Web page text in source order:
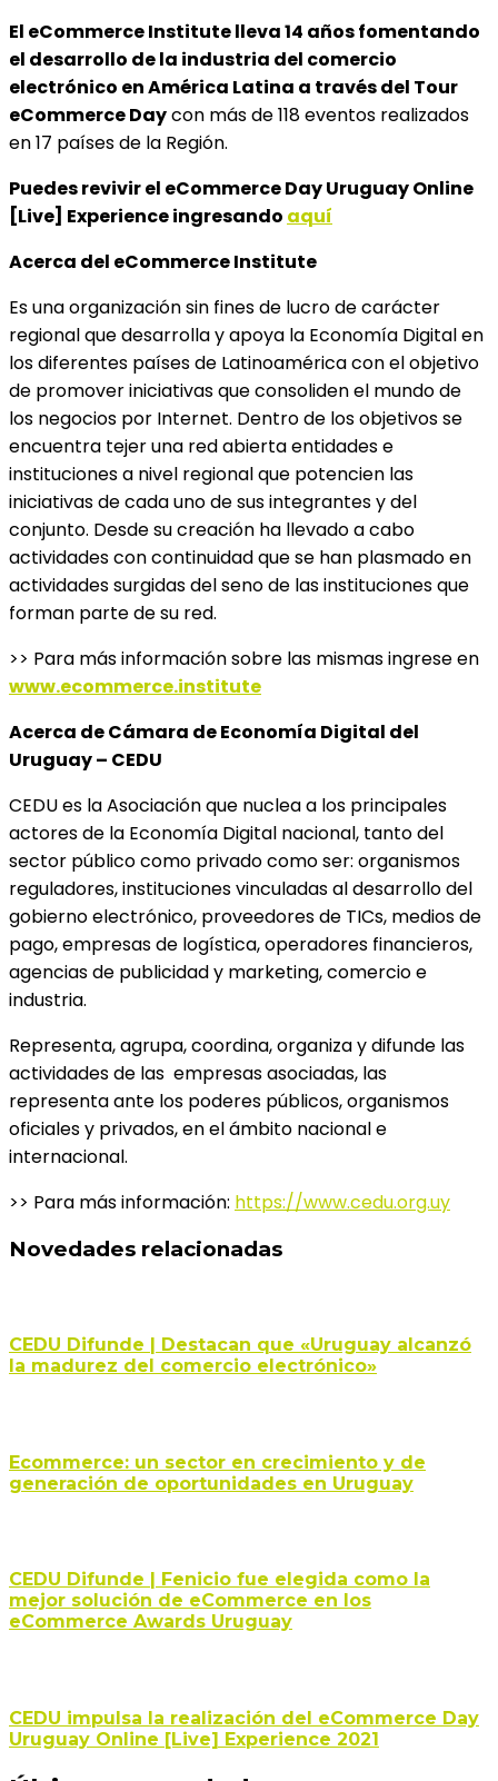
El eCommerce Institute lleva 14 años fomentando
el desarrollo de la industria del comercio
electrónico en América Latina a través del Tour
eCommerce Daycon más de 118 eventos realizados
en 17 países de la Región.
Puedes revivir el eCommerce Day Uruguay Online
[Live] Experience ingresando aquí
Acerca del eCommerce Institute
Es una organización sin fines de lucro de carácter
regional que desarrolla y apoya la Economía Digital en
los diferentes países de Latinoamérica con el objetivo
de promover iniciativas que consoliden el mundo de
los negocios por Internet. Dentro de los objetivos se
encuentra tejer una red abierta entidades e
instituciones a nivel regional que potencien las
iniciativas de cada uno de sus integrantes y del
conjunto. Desde su creación ha llevado a cabo
actividades con continuidad que se han plasmado en
actividades surgidas del seno de las instituciones que
forman parte de su red.
>> Para más información sobre las mismas ingrese en
www.ecommerce.institute
Acerca de Cámara de Economía Digital del
Uruguay – CEDU
CEDU es la Asociación que nuclea a los principales
actores de la Economía Digital nacional, tanto del
sector público como privado como ser: organismos
reguladores, instituciones vinculadas al desarrollo del
gobierno electrónico, proveedores de TICs, medios de
pago, empresas de logística, operadores financieros,
agencias de publicidad y marketing, comercio e
industria.
Representa, agrupa, coordina, organiza y difunde las
actividades de las empresas asociadas, las
representa ante los poderes públicos, organismos
oficiales y privados, en el ámbito nacional e
internacional.
>> Para más información: https://www.cedu.org.uy
Novedades relacionadas
CEDU Difunde | Destacan que «Uruguay alcanzó
la madurez del comercio electrónico»
Ecommerce: un sector en crecimiento y de
generación de oportunidades en Uruguay
CEDU Difunde | Fenicio fue elegida como la
mejor solución de eCommerce en los
eCommerce Awards Uruguay
CEDU impulsa la realización del eCommerce Day
Uruguay Online [Live] Experience 2021